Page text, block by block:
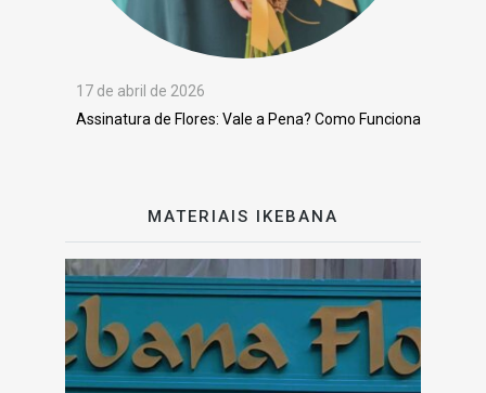
17 de abril de 2026
Assinatura de Flores: Vale a Pena? Como Funciona
MATERIAIS IKEBANA